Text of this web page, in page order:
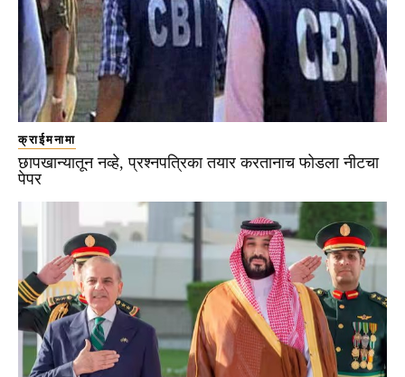
क्राईमनामा
छापखान्यातून नव्हे, प्रश्नपत्रिका तयार करतानाच फोडला नीटचा
पेपर